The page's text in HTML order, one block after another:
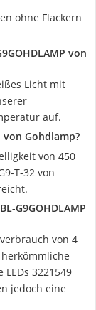
ohne Flackern
von
Licht mit
auf.
von Gohdlamp?
von 450
T-32 von
G9GOHDLAMP
von 4
3221549
jedoch eine